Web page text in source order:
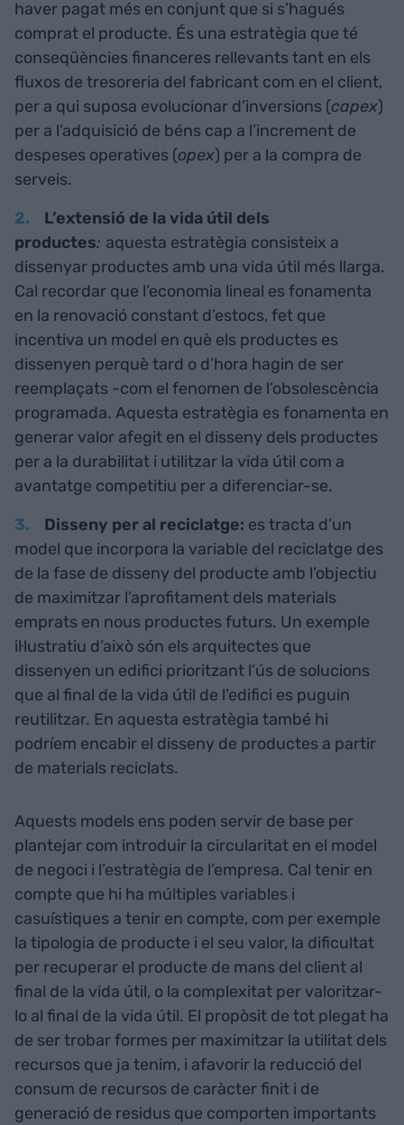
haver pagat més en conjunt que si s’hagués
comprat el producte. És una estratègia que té
conseqüències financeres rellevants tant en els
fluxos de tresoreria del fabricant com en el client,
per a qui suposa evolucionar d’inversions (capex)
per a l’adquisició de béns cap a l’increment de
despeses operatives (opex) per a la compra de
serveis.
L’extensió de la vida útil dels
productes: aquesta estratègia consisteix a
dissenyar productes amb una vida útil més llarga.
Cal recordar que l’economia lineal es fonamenta
en la renovació constant d’estocs, fet que
incentiva un model en què els productes es
dissenyen perquè tard o d’hora hagin de ser
reemplaçats -com el fenomen de l’obsolescència
programada. Aquesta estratègia es fonamenta en
generar valor afegit en el disseny dels productes
per a la durabilitat i utilitzar la vida útil com a
avantatge competitiu per a diferenciar-se.
Disseny per al reciclatge: es tracta d’un
model que incorpora la variable del reciclatge des
de la fase de disseny del producte amb l’objectiu
de maximitzar l’aprofitament dels materials
emprats en nous productes futurs. Un exemple
il·lustratiu d’això són els arquitectes que
dissenyen un edifici prioritzant l’ús de solucions
que al final de la vida útil de l’edifici es puguin
reutilitzar. En aquesta estratègia també hi
podríem encabir el disseny de productes a partir
de materials reciclats.
Aquests models ens poden servir de base per
plantejar com introduir la circularitat en el model
de negoci i l’estratègia de l’empresa. Cal tenir en
compte que hi ha múltiples variables i
casuístiques a tenir en compte, com per exemple
la tipologia de producte i el seu valor, la dificultat
per recuperar el producte de mans del client al
final de la vida útil, o la complexitat per valoritzar-
lo al final de la vida útil. El propòsit de tot plegat ha
de ser trobar formes per maximitzar la utilitat dels
recursos que ja tenim, i afavorir la reducció del
consum de recursos de caràcter finit i de
generació de residus que comporten importants